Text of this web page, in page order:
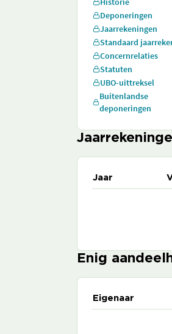
Deponeringen
Jaarrekeningen
Standaard
Concernrelaties
Statuten
UBO-uittreksel
Buitenlandse
deponeringen
Jaar
Enig
Eigenaar